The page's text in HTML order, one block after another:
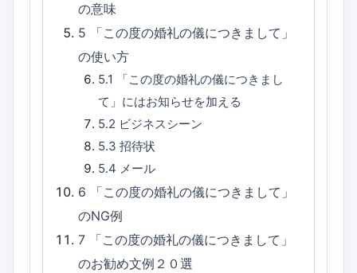
の意味
5
「この度の婚礼の儀につきまして」
の使い方
5.1
「この度の婚礼の儀につきまし
て」にはお知らせを加える
5.2 ビジネスシーン
5.3 招待状
5.4 メール
6
「この度の婚礼の儀につきまして」
のNG例
7
「この度の婚礼の儀につきまして」
のお勧め文例２０選